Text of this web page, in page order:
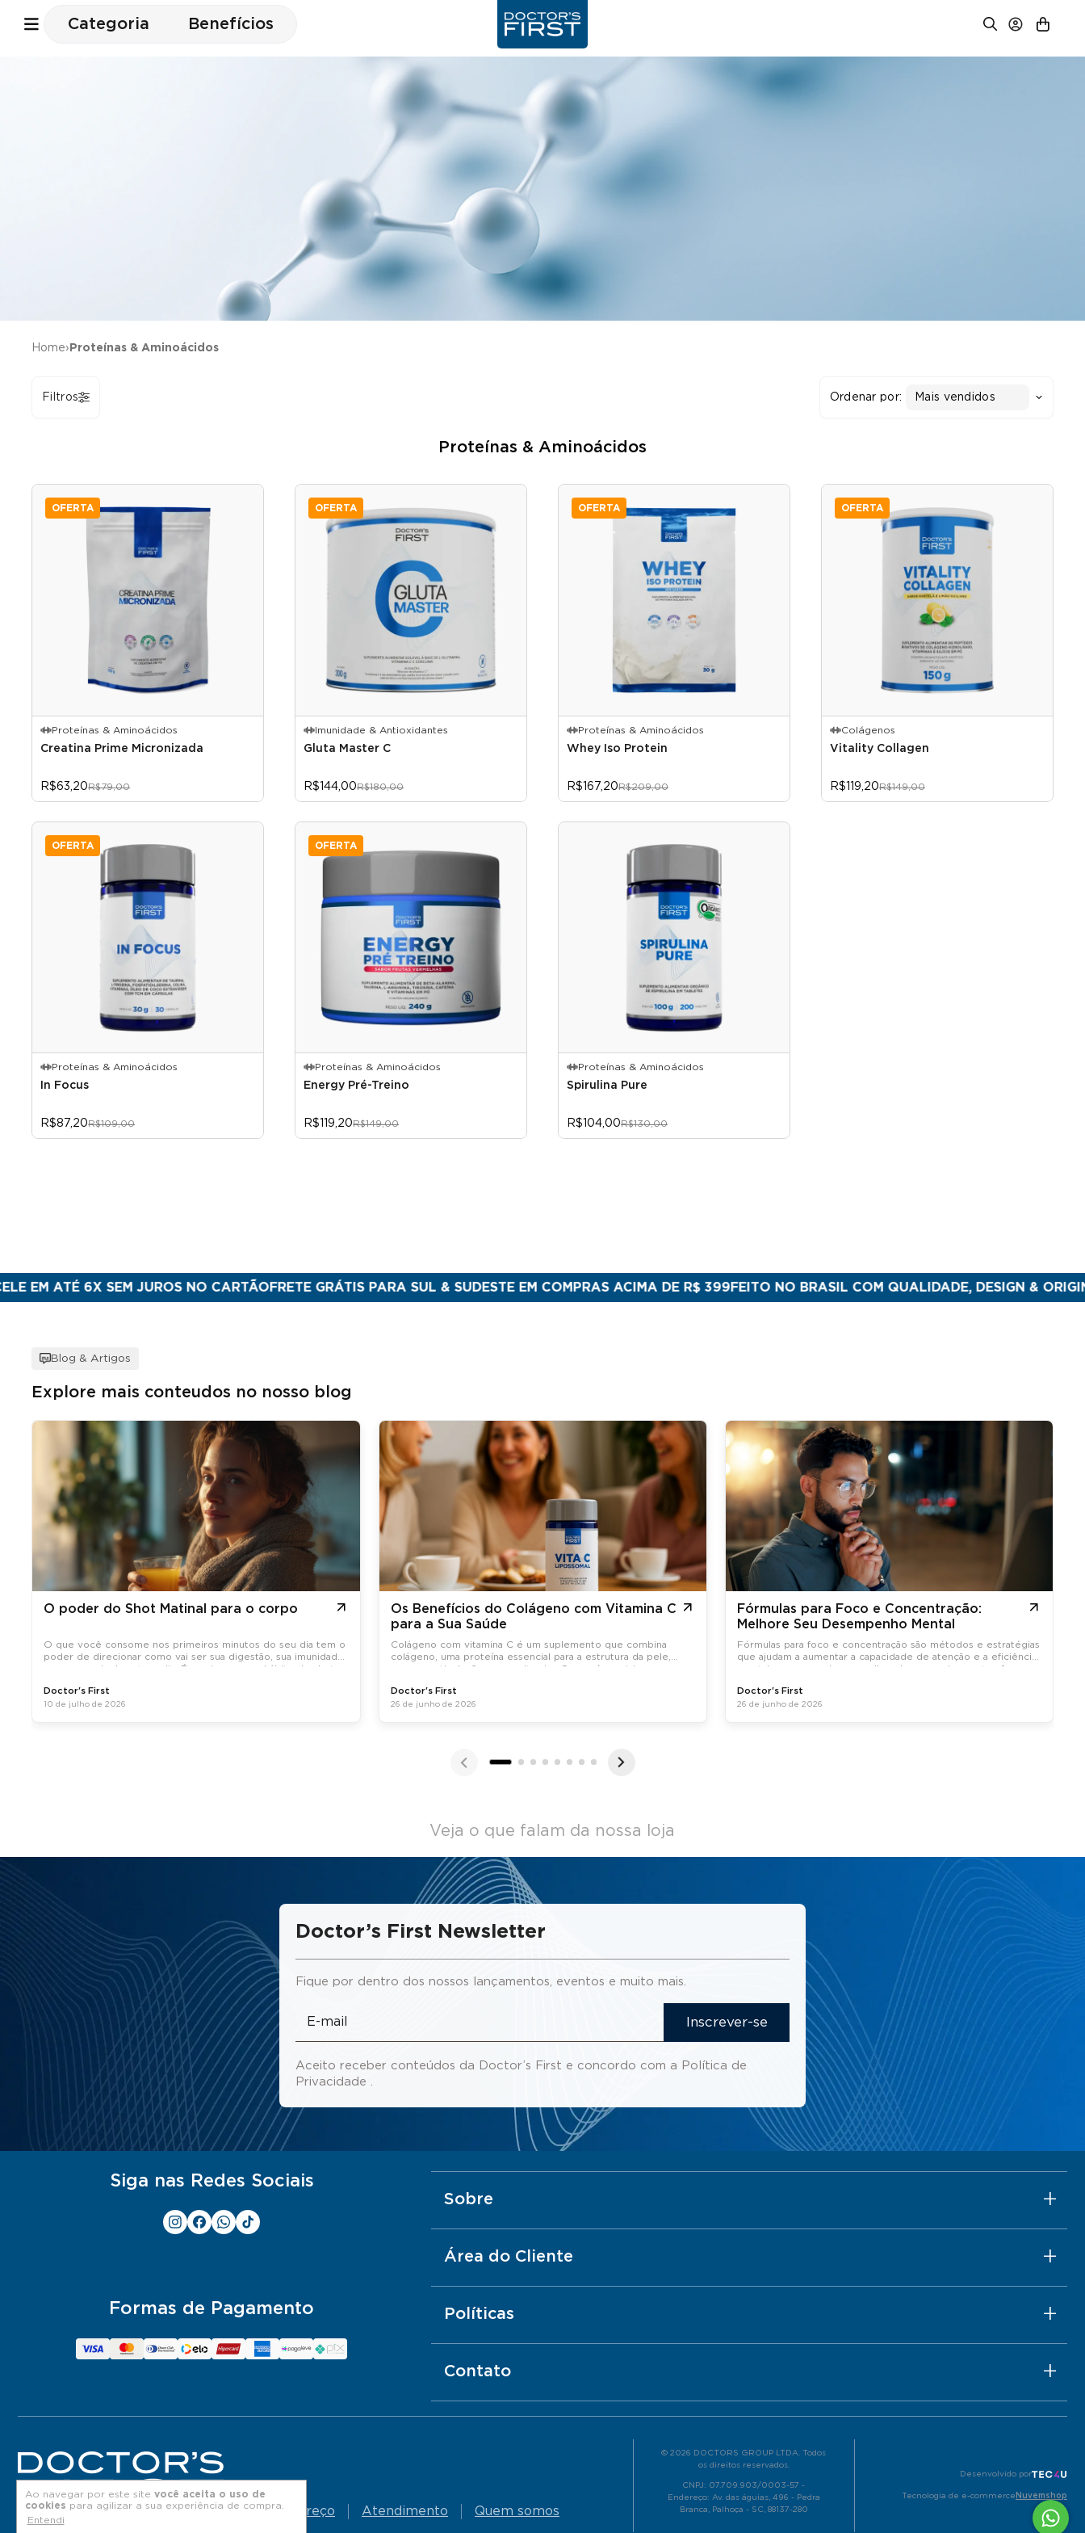
Categoria Benefícios
Ao navegar por este site você aceita o uso de
cookies para agilizar a sua experiência de compra.
Entendi
Home› Proteínas & Aminoácidos
Ordenar por: Mais vendidos
Filtros
Proteínas & Aminoácidos
OFERTA
Proteínas & Aminoácidos
Creatina Prime Micronizada
R$63,20R$79,00
OFERTA
Imunidade & Antioxidantes
Gluta Master C
R$144,00R$180,00
OFERTA
Proteínas & Aminoácidos
Whey Iso Protein
R$167,20R$209,00
OFERTA
Colágenos
Vitality Collagen
R$119,20R$149,00
OFERTA
Proteínas & Aminoácidos
In Focus
R$87,20R$109,00
OFERTA
Proteínas & Aminoácidos
Energy Pré-Treino
R$119,20R$149,00
Proteínas & Aminoácidos
Spirulina Pure
R$104,00R$130,00
6X SEM JUROS NO CARTÃOFRETE GRÁTIS PARA SUL & SUDESTE EM COMPRAS ACIMA DE R$ 399 FEITO NO BRASIL COM QUALIDADE, DESIGN & ORIGINALIDADE
Blog & Artigos
Explore mais conteudos no nosso blog
O poder do Shot Matinal para o corpo
O que você consome nos primeiros minutos do seu dia tem o
poder de direcionar como vai ser sua digestão, sua imunidade
e sua energia durante o dia. É por isso que o hábito do shot
jejum, tem
Doctor's First
10 de julho de 2026
Os Benefícios do Colágeno com Vitamina C
para a Sua Saúde
Colágeno com vitamina C é um suplemento que combina
colágeno, uma proteína essencial para a estrutura da pele,
ossos e articulações, com vitamina C, que é crucial para a
Doctor's First
26 de junho de 2026
Fórmulas para Foco e Concentração:
Melhore Seu Desempenho Mental
Fórmulas para foco e concentração são métodos e estratégias
que ajudam a aumentar a capacidade de atenção e a eficiência
mental, promovendo um melhor desempenho em tarefas
Doctor's First
26 de junho de 2026
Veja o que falam da nossa loja
Doctor’s First Newsletter
Fique por dentro dos nossos lançamentos, eventos e muito mais.
Inscrever-se
Aceito receber conteúdos da Doctor’s First e concordo com a Política de
Privacidade
Siga nas Redes Sociais
Sobre
Área do Cliente
Políticas
Contato
Formas de Pagamento
Endereço Atendimento Quem somos
© 2026 DOCTORS GROUP LTDA. Todos
os direitos reservados.
CNPJ: 07.709.903/0003-57 -
Endereço: Av. das águias, 496 - Pedra
Branca, Palhoça - SC, 88137-280
Desenvolvido por
Tecnologia de e-commerce Nuvemshop